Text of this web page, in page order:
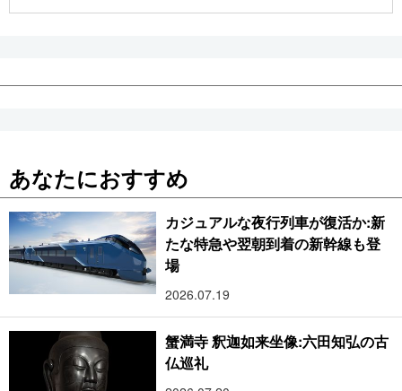
あなたにおすすめ
カジュアルな夜行列車が復活か:新
たな特急や翌朝到着の新幹線も登
場
2026.07.19
蟹満寺 釈迦如来坐像:六田知弘の古
仏巡礼